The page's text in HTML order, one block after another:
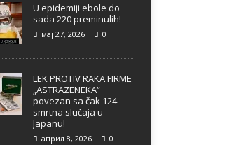
U epidemiji ebole do
sada 220 preminulih!
мај 27, 2026 0
LEK PROTIV RAKA FIRME
„ASTRAZENEKA“
povezan sa čak 124
smrtna slučaja u
Japanu!
април 8, 2026 0